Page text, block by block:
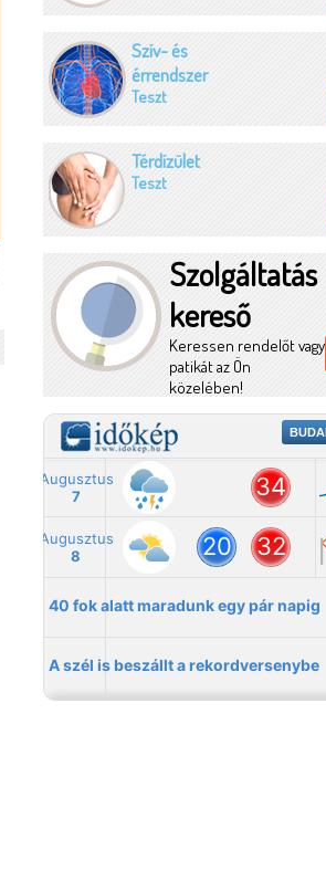
Szív- és
érrendszer
Teszt
Térdízület
Teszt
Szolgáltatás
kereső
Keressen rendelőt vagy
patikát az Ön
közelében!